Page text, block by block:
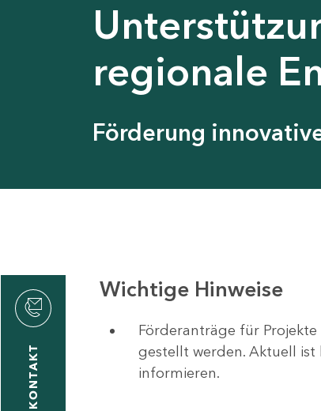
regionale
Förderung
KONTAKT
Wichtige Hinweise
Förderanträge für
gestellt werden. Aktuell
informieren.